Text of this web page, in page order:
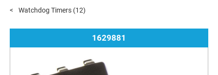
Watchdog Timers (12)
1629881